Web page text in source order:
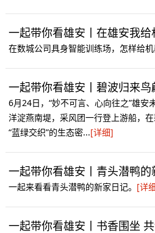
一起带你看雄安丨在雄安我给
在数城公司具身智能训练场，怎样给机
一起带你看雄安丨碧波归来鸟
6月24日，“妙不可言、心向往之”雄安
洋淀燕南堤，采风团一行登上游船，
“蓝绿交织”的生态密...[详细]
一起带你看雄安丨青头潜鸭的
一起来看看青头潜鸭的新家日记。 [详
一起带你看雄安丨书香围坐